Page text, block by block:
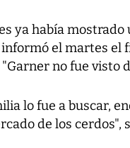
ya había
el martes el
no fue visto
lo fue a buscar,
de los cerdos",